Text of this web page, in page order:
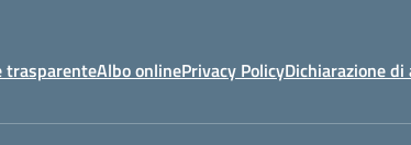
trasparenteAlbo onlinePrivacy PolicyDichiarazione